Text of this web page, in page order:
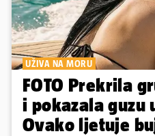
UŽIVA NA MORU
FOTO Prekrila
i pokazala guzu
Ovako ljetuje